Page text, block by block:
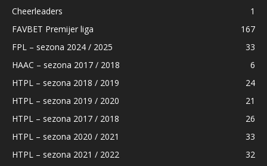
Cheerleaders
1
FAVBET Premijer liga
167
FPL – sezona 2024 / 2025
33
HAAC – sezona 2017 / 2018
6
HTPL – sezona 2018 / 2019
24
HTPL – sezona 2019 / 2020
21
HTPL – sezona 2017 / 2018
26
HTPL – sezona 2020 / 2021
33
HTPL – sezona 2021 / 2022
32